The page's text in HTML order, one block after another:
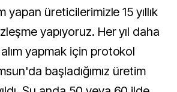
yapan üreticilerimizle 15 yıllık
yapıyoruz. Her yıl daha
yapmak için protokol
başladığımız üretim